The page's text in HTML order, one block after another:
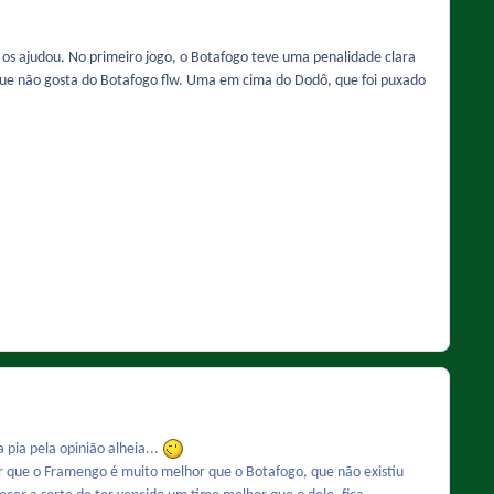
ajudou. No primeiro jogo, o Botafogo teve uma penalidade clara
não gosta do Botafogo flw. Uma em cima do Dodô, que foi puxado
pia pela opinião alheia...
o Framengo é muito melhor que o Botafogo, que não existiu